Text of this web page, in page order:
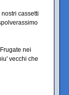
cassetti
nei
vecchi che